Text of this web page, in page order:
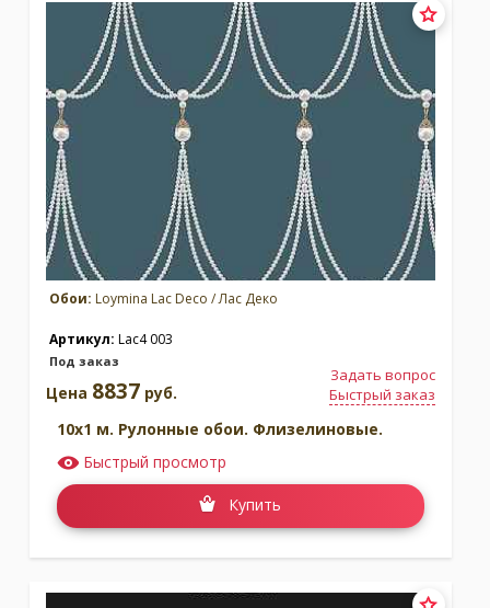
Обои: Loymina Lac Deco / Лас Деко
Артикул: Lac4 003
Под заказ
Задать вопрос
Быстрый заказ
Цена 8837 руб.
10x1 м. Рулонные обои. Флизелиновые.
Быстрый просмотр
Купить